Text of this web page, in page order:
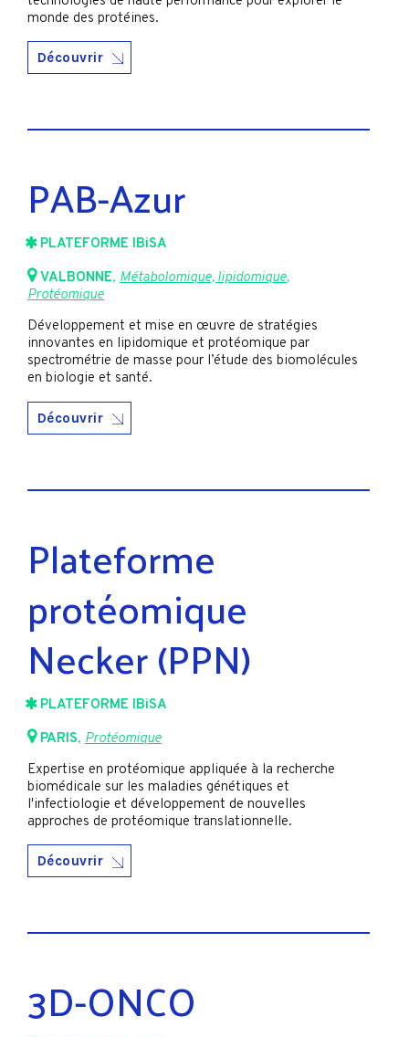
monde des protéines.
Découvrir
PAB-Azur
PLATEFORME IBiSA
VALBONNE, Métabolomique, lipidomique,
Protéomique
Développement et mise en œuvre de stratégies
innovantes en lipidomique et protéomique par
spectrométrie de masse pour l’étude des biomolécules
en biologie et santé.
Découvrir
Plateforme
protéomique
Necker (PPN)
PLATEFORME IBiSA
PARIS, Protéomique
Expertise en protéomique appliquée à la recherche
biomédicale sur les maladies génétiques et
l'infectiologie et développement de nouvelles
approches de protéomique translationnelle.
Découvrir
3D-ONCO